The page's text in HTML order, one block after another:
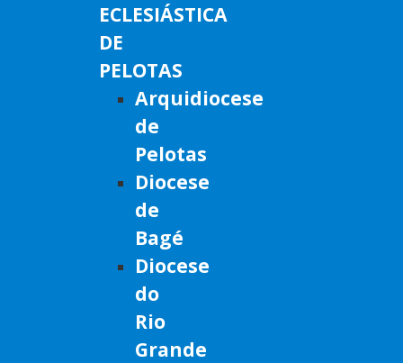
ECLESIÁSTICA
DE
PELOTAS
Arquidiocese
de
Pelotas
Diocese
de
Bagé
Diocese
do
Rio
Grande